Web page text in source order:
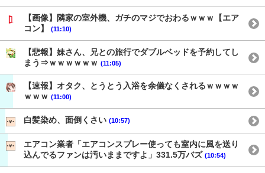
【画像】隣家の室外機、ガチのマジでおわるｗｗｗ【エア
コン】
(11:10)
【悲報】妹さん、兄との旅行でダブルベッドを予約してし
まう⇒ｗｗｗｗｗｗ (11:05)
【速報】オタク、とうとう入浴を余儀なくされるｗｗｗｗ
ｗｗｗ (11:00)
白髪染め、面倒くさい (10:57)
エアコン業者「エアコンスプレー使っても室内に風を送り
込んでるファンは汚いままですよ」331.5万バズ (10:54)